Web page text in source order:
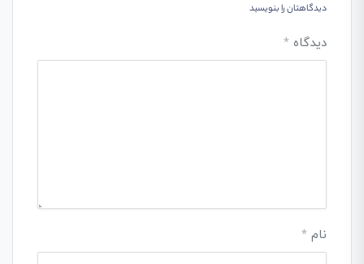
دیدگاهتان را بنویسید
دیدگاه *
نام *